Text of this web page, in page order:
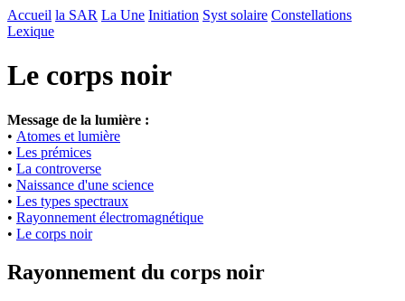
Accueil la SAR La Une Initiation Syst solaire Constellations
Lexique
Le corps noir
Message de la lumière :
• Atomes et lumière
• Les prémices
• La controverse
• Naissance d'une science
• Les types spectraux
• Rayonnement électromagnétique
• Le corps noir
Rayonnement du corps noir